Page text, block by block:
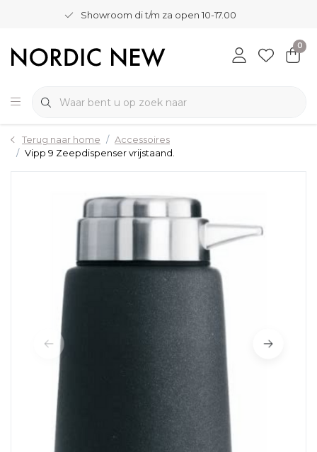
Showroom di t/m za open 10-17.00
0
Terug naar home
Accessoires
Vipp 9 Zeepdispenser vrijstaand.